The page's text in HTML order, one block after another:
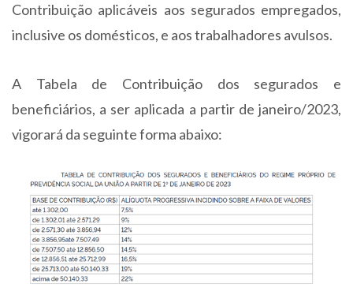
Contribuição aplicáveis aos segurados empregados,
inclusive os domésticos, e aos trabalhadores avulsos.
A Tabela de Contribuição dos segurados e
beneficiários, a ser aplicada a partir de janeiro/2023,
vigorará da seguinte forma abaixo: